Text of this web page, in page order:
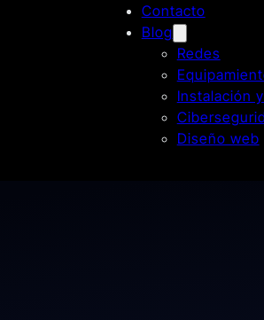
Contacto
Blog
Redes
Instalación
Diseño web